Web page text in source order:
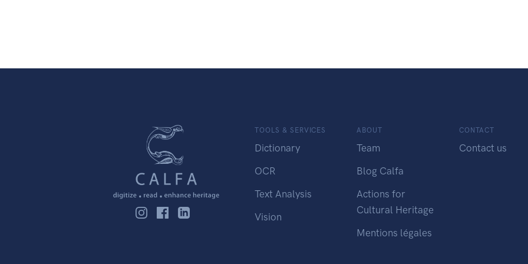
TOOLS & SERVICES
Dictionary
OCR
Text Analysis
Vision
ABOUT
Team
Blog Calfa
Actions for
Cultural Heritage
Mentions légales
CONTACT
Contact us